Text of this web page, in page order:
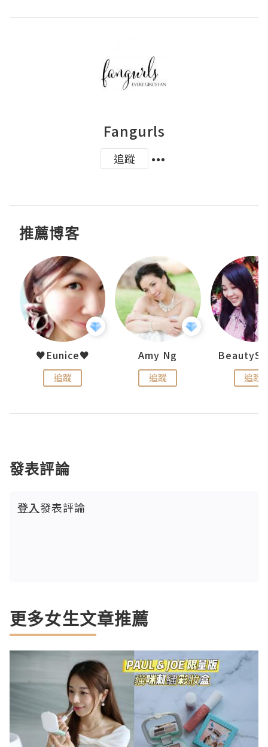
Fangurls
追蹤
推薦博客
♥Eunice♥
追蹤
Amy Ng
追蹤 追蹤
發表評論
登入發表評論
更多女生文章推薦